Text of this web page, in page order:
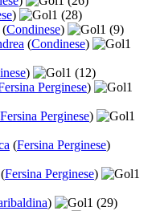
) 1 (28)
(Condinese) 1 (9)
(Condinese)
1
) 1 (12)
Perginese)
1
Fersina Perginese)
1
(Fersina Perginese)
(Fersina Perginese)
1
) 1 (29)